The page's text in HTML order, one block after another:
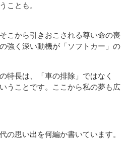
ことも。
こから引きおこされる尊い命の喪
強く深い動機が「ソフトカー」の
特長は、「車の排除」ではなく
うことです。ここから私の夢も広
の思い出を何編か書いています。